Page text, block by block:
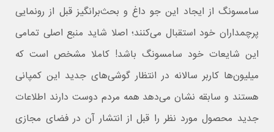
سامسونگ از ایجاد این جو داغ و بحث‌برانگیز قبل از رونمایی
پرچمداران خود استقبال می‌کنند؛ اصلا شاید منبع اصلی تمامی
این شایعات خود سامسونگ باشد! کاملا مشخص است که
میلیون‌ها کاربر سالانه در انتظار گوشی‌های جدید این کمپانی
هستند و سابقه نشان می‌دهد همه مردم دوست دارند اطلاعات
جدید محصول مورد نظر را قبل از انتشار آن در فضای مجازی